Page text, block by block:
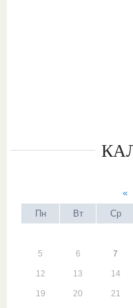
«
Пн
Вт Ср
5 6 7
12 13 14
19 20 21